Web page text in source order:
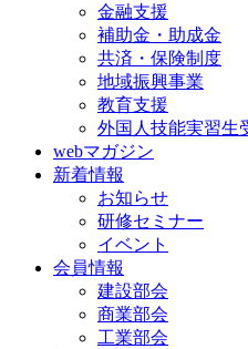
金融支援
補助金・助成金
共済・保険制度
地域振興事業
教育支援
外国人技能実習生
webマガジン
新着情報
お知らせ
研修セミナー
イベント
会員情報
建設部会
商業部会
工業部会